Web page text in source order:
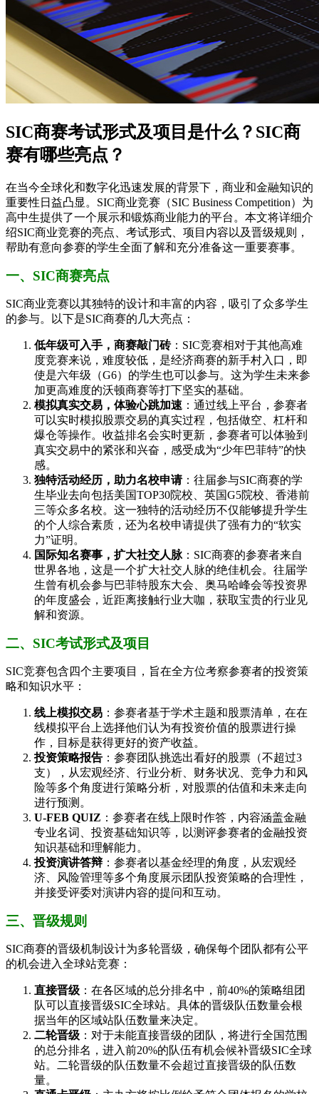
SIC商赛考试形式及项目是什么？SIC商
赛有哪些亮点？
在当今全球化和数字化迅速发展的背景下，商业和金融知识的
重要性日益凸显。SIC商业竞赛（SIC Business Competition）为
高中生提供了一个展示和锻炼商业能力的平台。本文将详细介
绍SIC商业竞赛的亮点、考试形式、项目内容以及晋级规则，
帮助有意向参赛的学生全面了解和充分准备这一重要赛事。
一、SIC商赛亮点
SIC商业竞赛以其独特的设计和丰富的内容，吸引了众多学生
的参与。以下是SIC商赛的几大亮点：
低年级可入手，商赛敲门砖：SIC竞赛相对于其他高难
度竞赛来说，难度较低，是经济商赛的新手村入口，即
使是六年级（G6）的学生也可以参与。这为学生未来参
加更高难度的沃顿商赛等打下坚实的基础。
模拟真实交易，体验心跳加速 ：通过线上平台，参赛者
可以实时模拟股票交易的真实过程，包括做空、杠杆和
爆仓等操作。收益排名会实时更新，参赛者可以体验到
真实交易中的紧张和兴奋，感受成为“少年巴菲特”的快
感。
独特活动经历，助力名校申请：往届参与SIC商赛的学
生毕业去向包括美国TOP30院校、英国G5院校、香港前
三等众多名校。这一独特的活动经历不仅能够提升学生
的个人综合素质，还为名校申请提供了强有力的“软实
力”证明。
国际知名赛事，扩大社交人脉 ：SIC商赛的参赛者来自
世界各地，这是一个扩大社交人脉的绝佳机会。往届学
生曾有机会参与巴菲特股东大会、奥马哈峰会等投资界
的年度盛会，近距离接触行业大咖，获取宝贵的行业见
解和资源。
二、SIC考试形式及项目
SIC竞赛包含四个主要项目，旨在全方位考察参赛者的投资策
略和知识水平：
线上模拟交易 ：参赛者基于学术主题和股票清单，在在
线模拟平台上选择他们认为有投资价值的股票进行操
作，目标是获得更好的资产收益。
投资策略报告 ：参赛团队挑选出看好的股票（不超过3
支），从宏观经济、行业分析、财务状况、竞争力和风
险等多个角度进行策略分析，对股票的估值和未来走向
进行预测。
U-FEB QUIZ ：参赛者在线上限时作答，内容涵盖金融
专业名词、投资基础知识等，以测评参赛者的金融投资
知识基础和理解能力。
投资演讲答辩 ：参赛者以基金经理的角度，从宏观经
济、风险管理等多个角度展示团队投资策略的合理性，
并接受评委对演讲内容的提问和互动。
三、晋级规则
SIC商赛的晋级机制设计为多轮晋级，确保每个团队都有公平
的机会进入全球站竞赛：
直接晋级 ：在各区域的总分排名中，前40%的策略组团
队可以直接晋级SIC全球站。具体的晋级队伍数量会根
据当年的区域站队伍数量来决定。
二轮晋级 ：对于未能直接晋级的团队，将进行全国范围
的总分排名，进入前20%的队伍有机会候补晋级SIC全球
站。二轮晋级的队伍数量不会超过直接晋级的队伍数
量。